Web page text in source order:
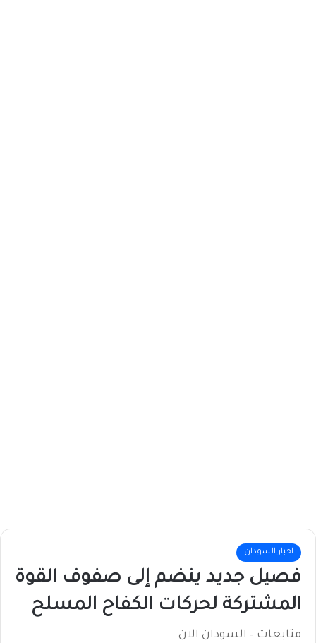
اخبار السودان
فصيل جديد ينضم إلى صفوف القوة
المشتركة لحركات الكفاح المسلح
متابعات – السودان الان